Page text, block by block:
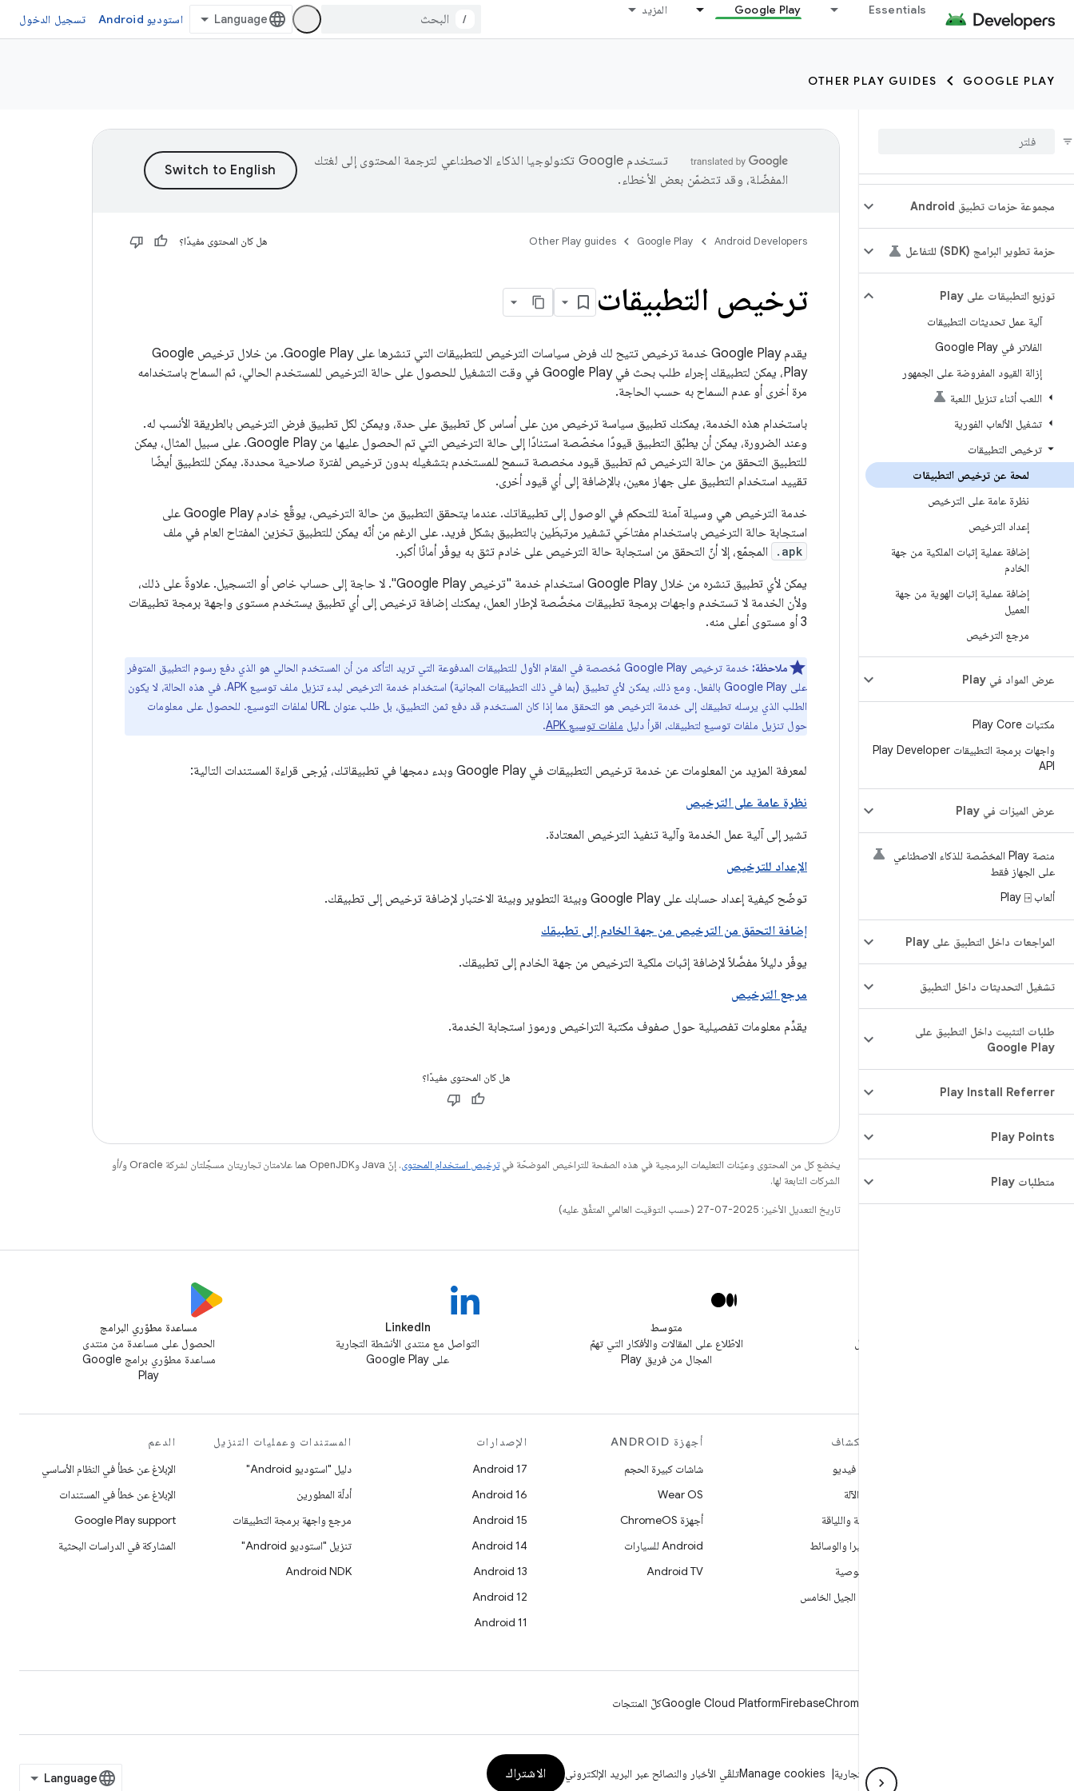
Essentials
Google Play المزيد
/ استوديو Android تسجيل الدخول
GOOGLE PLAY
OTHER PLAY GUIDES
مجموعة حزمات تطبيق Android
حزمة تطوير البرامج (SDK) للتفاعل
توزيع التطبيقات على Play
آلية عمل تحديثات التطبيقات
الفلاتر في Google Play
إزالة القيود المفروضة على الجمهور
اللعب أثناء تنزيل اللعبة
تشغيل الألعاب الفورية
ترخيص التطبيقات
لمحة عن ترخيص التطبيقات
نظرة عامة على الترخيص
إعداد الترخيص
إضافة عملية إثبات الملكية من جهة
الخادم
إضافة عملية إثبات الهوية من جهة
العميل
مرجع الترخيص
عرض المواد في Play
مكتبات Play Core
واجهات برمجة التطبيقات Play Developer
API
عرض الميزات في Play
منصة Play المخصّصة للذكاء الاصطناعي
على الجهاز فقط
ألعاب Play ⍈
المراجعات داخل التطبيق على Play
تشغيل التحديثات داخل التطبيق
طلبات التثبيت داخل التطبيق على
Google Play
‫Play Install Referrer
Play Points
متطلبات Play
تستخدم Google تكنولوجيا الذكاء الاصطناعي لترجمة المحتوى إلى لغتك
المفضّلة، وقد تتضمّن بعض الأخطاء.
Android Developers
Google Play
Other Play guides هل كان المحتوى مفيدًا؟
ترخيص التطبيقات
يقدم Google Play خدمة ترخيص تتيح لك فرض سياسات الترخيص للتطبيقات التي تنشرها على Google Play. من خلال ترخيص Google
Play، يمكن لتطبيقك إجراء طلب بحث في Google Play في وقت التشغيل للحصول على حالة الترخيص للمستخدم الحالي، ثم السماح باستخدامه
مرة أخرى أو عدم السماح به حسب الحاجة.
باستخدام هذه الخدمة، يمكنك تطبيق سياسة ترخيص مرن على أساس كل تطبيق على حدة، ويمكن لكل تطبيق فرض الترخيص بالطريقة الأنسب له.
وعند الضرورة، يمكن أن يطبِّق التطبيق قيودًا مخصّصة استنادًا إلى حالة الترخيص التي تم الحصول عليها من Google Play. على سبيل المثال، يمكن
للتطبيق التحقق من حالة الترخيص ثم تطبيق قيود مخصصة تسمح للمستخدم بتشغيله بدون ترخيص لفترة صلاحية محددة. يمكن للتطبيق أيضًا
تقييد استخدام التطبيق على جهاز معين، بالإضافة إلى أي قيود أخرى.
خدمة الترخيص هي وسيلة آمنة للتحكم في الوصول إلى تطبيقاتك. عندما يتحقق التطبيق من حالة الترخيص، يوقِّع خادم Google Play على
استجابة حالة الترخيص باستخدام مفتاحَي تشفير مرتبطَين بالتطبيق بشكل فريد. على الرغم من أنّه يمكن للتطبيق تخزين المفتاح العام في ملف
.apk
المجمّع، إلا أنّ التحقق من استجابة حالة الترخيص على خادم تثق به يوفّر أمانًا أكبر.
يمكن لأي تطبيق تنشره من خلال Google Play استخدام خدمة "ترخيص Google Play". لا حاجة إلى حساب خاص أو التسجيل. علاوةً على ذلك،
ولأن الخدمة لا تستخدم واجهات برمجة تطبيقات مخصَّصة لإطار العمل، يمكنك إضافة ترخيص إلى أي تطبيق يستخدم مستوى واجهة برمجة تطبيقات
3 أو مستوى أعلى منه.
ملاحظة:
خدمة ترخيص Google Play مُخصصة في المقام الأول للتطبيقات المدفوعة التي تريد التأكد من أن المستخدم الحالي هو الذي دفع رسوم التطبيق المتوفر
على Google Play بالفعل. ومع ذلك، يمكن لأي تطبيق (بما في ذلك التطبيقات المجانية) استخدام خدمة الترخيص لبدء تنزيل ملف توسيع APK. في هذه الحالة، لا يكون
الطلب الذي يرسله تطبيقك إلى خدمة الترخيص هو التحقق مما إذا كان المستخدم قد دفع ثمن التطبيق، بل طلب عنوان URL لملفات التوسيع. للحصول على معلومات
حول تنزيل ملفات توسيع لتطبيقك، اقرأ دليل ملفات توسيع APK .
لمعرفة المزيد من المعلومات عن خدمة ترخيص التطبيقات في Google Play وبدء دمجها في تطبيقاتك، يُرجى قراءة المستندات التالية:
نظرة عامة على الترخيص
تشير إلى آلية عمل الخدمة وآلية تنفيذ الترخيص المعتادة.
الإعداد للترخيص
توضّح كيفية إعداد حسابك على Google Play وبيئة التطوير وبيئة الاختبار لإضافة ترخيص إلى تطبيقك.
إضافة التحقق من الترخيص من جهة الخادم إلى تطبيقك
يوفّر دليلاً مفصَّلاً لإضافة إثبات ملكية الترخيص من جهة الخادم إلى تطبيقك.
مرجع الترخيص
يقدِّم معلومات تفصيلية حول صفوف مكتبة التراخيص ورموز استجابة الخدمة.
هل كان المحتوى مفيدًا؟
يخضع كل من المحتوى وعيّنات التعليمات البرمجية في هذه الصفحة للتراخيص الموضحّة فيترخيص استخدام المحتوى
. إنّ Java وOpenJDK هما علامتان تجاريتان مسجَّلتان لشركة Oracle و/أو
الشركات التابعة لها.
تاريخ التعديل الأخير: 2025-07-27 (حسب التوقيت العالمي المتفَّق عليه)
تابع GooglePlayBiz @للحصول
متوسط
الاطّلاع على المقالات والأفكار التي تهمّ
المجال من فريق Play
LinkedIn
التواصل مع منتدى الأنشطة التجارية
على Google Play
مساعدة مطوّري البرامج
الحصول على مساعدة من منتدى
مساعدة مطوّري برامج Google
Play
استكشاف
ألعاب فيديو
تعلُم الآلة
الصحة واللياقة
الكاميرا والوسائط
الخصوصية
شبكة الجيل الخامس
أجهزة ANDROID
شاشات كبيرة الحجم
Wear OS
أجهزة ChromeOS
Android للسيارات
Android TV
الإصدارات
Android 17
Android 16
Android 15
Android 14
Android 13
Android 12
Android 11
المستندات وعمليات التنزيل
دليل "استوديو Android"
أدلّة المطورين
مرجع واجهة برمجة التطبيقات
تنزيل "استوديو Android"
Android NDK
الدعم
الإبلاغ عن خطأ في النظام الأساسي
الإبلاغ عن خطأ في المستندات
Google Play support
المشاركة في الدراسات البحثية
Chrome
Firebase
Google Cloud Platformكلّ المنتجات
إرشادات حول العلامة التجارية Manage cookiesتلقّي الأخبار والنصائح عبر البريد الإلكتروني الاشتراك